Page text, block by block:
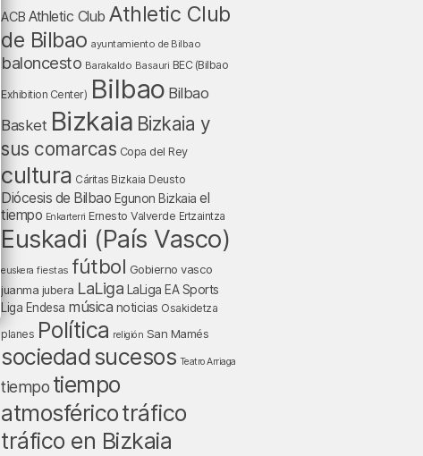
ACB Athletic Club Athletic Club
de Bilbao ayuntamiento de Bilbao
baloncesto Barakaldo Basauri BEC (Bilbao
Exhibition Center) Bilbao Bilbao
Basket Bizkaia Bizkaia y
sus comarcas Copa del Rey
cultura Cáritas Bizkaia Deusto
Diócesis de Bilbao Egunon Bizkaia el
tiempo Enkarterri Ernesto Valverde Ertzaintza
Euskadi (País Vasco)
euskera fiestas fútbol Gobierno vasco
juanma jubera LaLiga LaLiga EA Sports
Liga Endesa música noticias Osakidetza
planes Política religión San Mamés
sociedad sucesos Teatro Arriaga
tiempo tiempo
atmosféricotráfico
tráfico en Bizkaia